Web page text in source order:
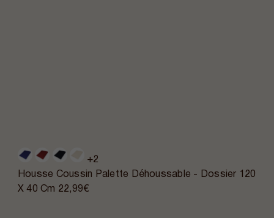
+2
Housse Coussin Palette Déhoussable - Dossier 120
X 40 Cm 22,99€